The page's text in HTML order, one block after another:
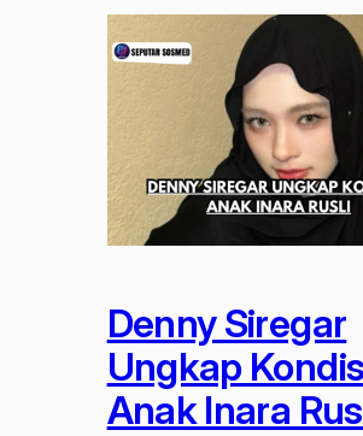
Denny Siregar
Ungkap
Anak Inara